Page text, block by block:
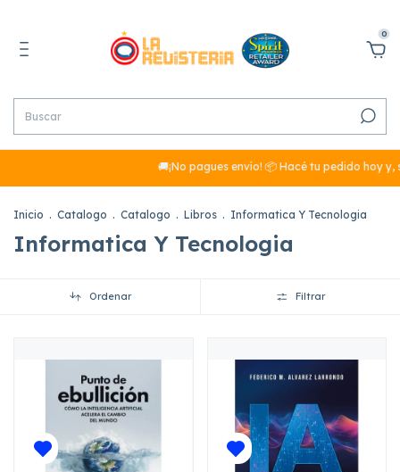
0
🚚¡No pagues envío! 📦 Hacé tu pedido hoy
Inicio . Catalogo . Catalogo . Libros . Informatica Y Tecnologia
Informatica Y Tecnologia
Ordenar Filtrar